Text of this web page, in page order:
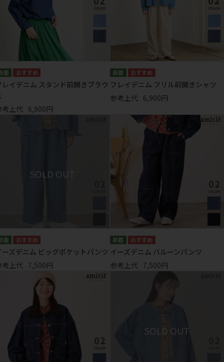
レイデニム スタンド前開きブラウ
考上代 6,900円
フレイデニム フリル前開きシャツ
参考上代 6,900円
ーズデニム ビッグポケットパンツ
考上代 7,500円
イーズデニム バルーンパンツ
参考上代 7,500円